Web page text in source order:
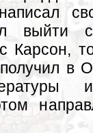
Карсон,
в